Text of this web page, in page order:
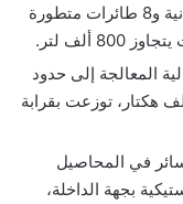
تعبئة 45 فرقة ميدانية و8 طائرات متطورة
ألف لتر.
المعالجة إلى حدود
مارس الماضي أزيد من 157 ألف هكتار، توزعت بقرابة
في المحاصيل
بجهة الداخلة،